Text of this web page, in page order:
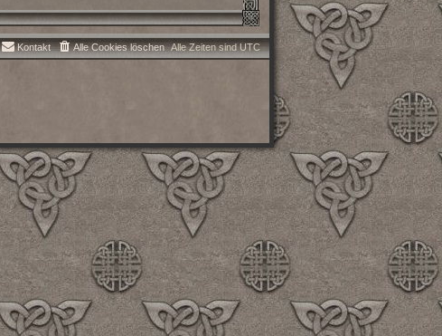
Alle Zeiten sindUTC
Alle Cookies löschen
Kontakt